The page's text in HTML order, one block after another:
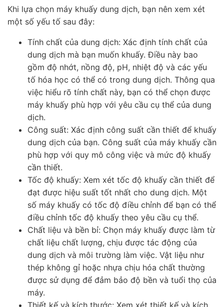
Khi lựa chọn máy khuấy dung dịch, bạn nên xem xét
một số yếu tố sau đây:
Tính chất của dung dịch: Xác định tính chất của
dung dịch mà bạn muốn khuấy. Điều này bao
gồm độ nhớt, nồng độ, pH, nhiệt độ và các yếu
tố hóa học có thể có trong dung dịch. Thông qua
việc hiểu rõ tính chất này, bạn có thể chọn được
máy khuấy phù hợp với yêu cầu cụ thể của dung
dịch.
Công suất: Xác định công suất cần thiết để khuấy
dung dịch của bạn. Công suất của máy khuấy cần
phù hợp với quy mô công việc và mức độ khuấy
cần thiết.
Tốc độ khuấy: Xem xét tốc độ khuấy cần thiết để
đạt được hiệu suất tốt nhất cho dung dịch. Một
số máy khuấy có tốc độ điều chỉnh để bạn có thể
điều chỉnh tốc độ khuấy theo yêu cầu cụ thể.
Chất liệu và bền bỉ: Chọn máy khuấy được làm từ
chất liệu chất lượng, chịu được tác động của
dung dịch và môi trường làm việc. Vật liệu như
thép không gỉ hoặc nhựa chịu hóa chất thường
được sử dụng để đảm bảo độ bền và tuổi thọ của
máy.